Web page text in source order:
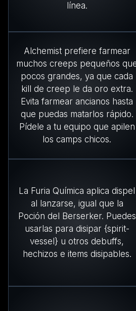
línea.
Alchemist prefiere farmear
muchos creeps pequeños
pocos grandes, ya que cada
kill de creep le da oro extra.
Evita farmear ancianos hasta
que puedas matarlos rápido.
Pídele a tu equipo que apilen
los camps chicos.
La Furia Química aplica dispel
al lanzarse, igual que la
Poción del Berserker. Puedes
usarlas para disipar {spirit-
vessel} u otros debuffs,
hechizos e items disipables.